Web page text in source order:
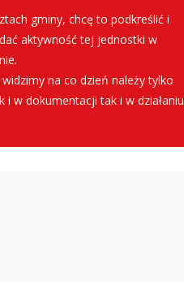
gminy, chcę to podkreślić i
aktywność tej jednostki w
na co dzień należy tylko
w dokumentacji tak i w działaniu